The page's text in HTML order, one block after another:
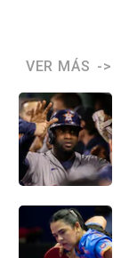
VER MÁS